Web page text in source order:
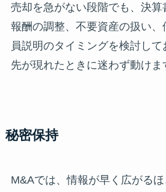
売却を急がない段階でも、決算
報酬の調整、不要資産の扱い、
員説明のタイミングを検討し
先が現れたときに迷わず動けま
秘密保持
M&Aでは、情報が早く広がる